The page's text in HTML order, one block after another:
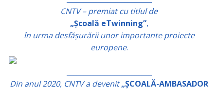
CNTV – premiat cu titlul de
„Școală eTwinning”,
în urma desfășurării unor importante proiecte
europene.
Din anul 2020, CNTV a devenit „ȘCOALĂ-AMBASADOR